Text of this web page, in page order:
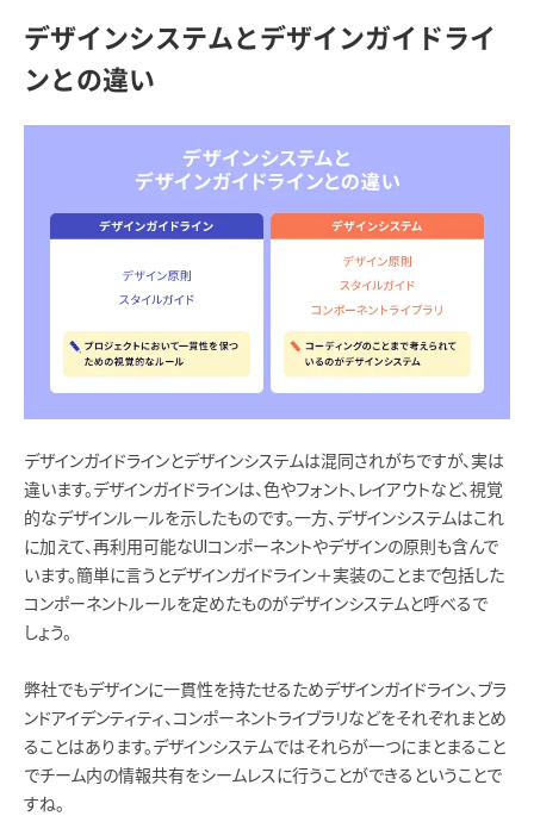
デザインシステムとデザインガイドライ
ンとの違い
デザインガイドラインとデザインシステムは混同されがちですが、実は
違います。デザインガイドラインは、色やフォント、レイアウトなど、視覚
的なデザインルールを示したものです。一方、デザインシステムはこれ
に加えて、再利用可能なUIコンポーネントやデザインの原則も含んで
います。簡単に言うとデザインガイドライン＋実装のことまで包括した
コンポーネントルールを定めたものがデザインシステムと呼べるで
しょう。
弊社でもデザインに一貫性を持たせるためデザインガイドライン、ブラ
ンドアイデンティティ、コンポーネントライブラリなどをそれぞれまとめ
ることはあります。デザインシステムではそれらが一つにまとまること
でチーム内の情報共有をシームレスに行うことができるということで
すね。